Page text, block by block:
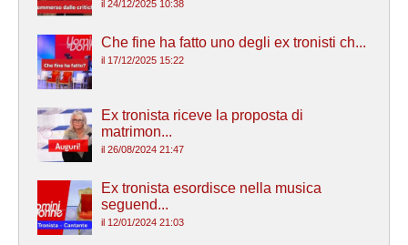
il 24/12/2025 10:38
Che fine ha fatto uno degli ex tronisti ch...
il 17/12/2025 15:22
Ex tronista riceve la proposta di
matrimon...
il 26/08/2024 21:47
Ex tronista esordisce nella musica
seguend...
il 12/01/2024 21:03